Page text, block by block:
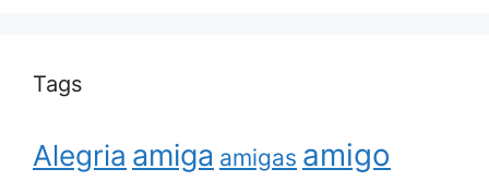
Tags
Alegria amiga amigas amigo